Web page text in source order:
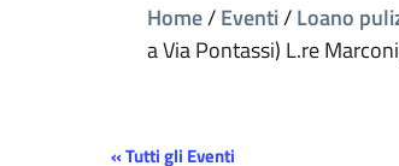
Home/Eventi/Loano
a Via Pontassi) L.re
« Tutti gli Eventi